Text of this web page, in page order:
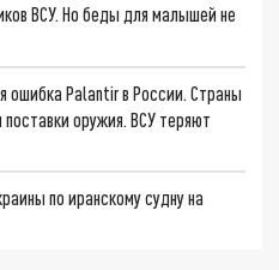
ВСУ. Но беды для малышей не
ошибка Palantir в России. Страны
оружия. ВСУ теряют
по иранскому судну на